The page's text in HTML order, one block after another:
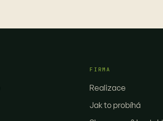
FIRMA
Realizace
Jak to probíhá